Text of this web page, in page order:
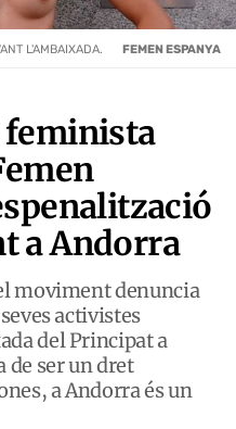
feminista
a Andorra
moviment denuncia
activistes
del Principat a
de ser un dret
a Andorra és un
L'AMBAIXADA. FEMEN ESPANYA